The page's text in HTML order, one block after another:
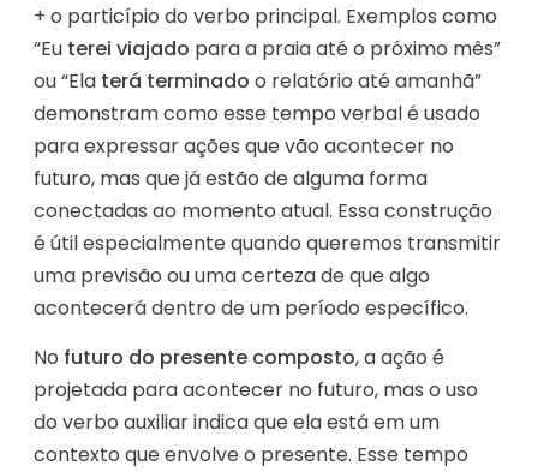
+ o particípio do verbo principal. Exemplos como
“Eu terei viajado para a praia até o próximo mês”
ou “Ela terá terminado o relatório até amanhã”
demonstram como esse tempo verbal é usado
para expressar ações que vão acontecer no
futuro, mas que já estão de alguma forma
conectadas ao momento atual. Essa construção
é útil especialmente quando queremos transmitir
uma previsão ou uma certeza de que algo
acontecerá dentro de um período específico.
No futuro do presente composto, a ação é
projetada para acontecer no futuro, mas o uso
do verbo auxiliar indica que ela está em um
contexto que envolve o presente. Esse tempo